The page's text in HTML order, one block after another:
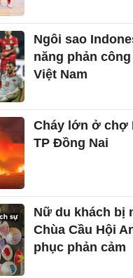
Ngôi sao
năng phản
Việt Nam
Cháy lớn ở chợ
TP Đồng Nai
Nữ du khách bị
Chùa Cầu Hội
phục phản cảm